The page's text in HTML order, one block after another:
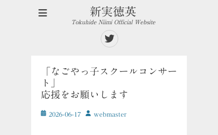
新実徳英
Tokuhide Niimi Official Website
Twitter
「なごやっ子スクールコンサー
ト」
応援をお願いします
投 2026-06-17
投 ｗebmaster